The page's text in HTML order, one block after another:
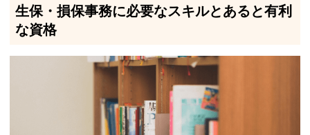
生保・損保事務に必要なスキルとあると有利
な資格